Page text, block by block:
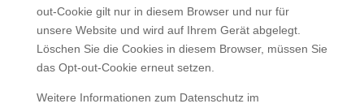
out-Cookie gilt nur in diesem Browser und nur für
unsere Website und wird auf Ihrem Gerät abgelegt.
Löschen Sie die Cookies in diesem Browser, müssen Sie
das Opt-out-Cookie erneut setzen.
Weitere Informationen zum Datenschutz im